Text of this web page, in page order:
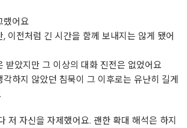
랬어요
이전처럼 긴 시간을 함께 보내지는 않게 됐어
받았지만 그 이상의 대화 진전은 없었어요
하지 않았던 침묵이 그 이후로는 유난히 길게
저 자신을 자제했어요. 괜한 확대 해석은 하지